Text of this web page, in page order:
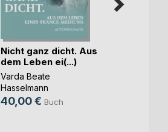
Nicht ganz dicht. Aus
dem Leben ei(...)
Varda Beate
Hasselmann
40,00 € Buch